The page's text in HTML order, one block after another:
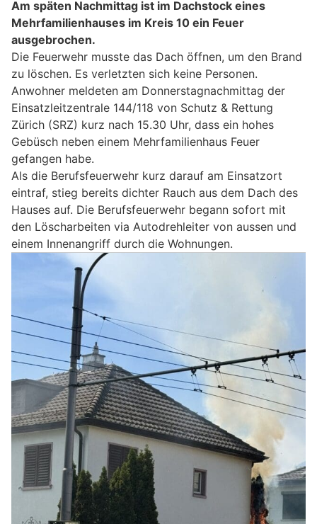
Am späten Nachmittag ist im Dachstock eines
Mehrfamilienhauses im Kreis 10 ein Feuer
ausgebrochen.
Die Feuerwehr musste das Dach öffnen, um den Brand
zu löschen. Es verletzten sich keine Personen.
Anwohner meldeten am Donnerstagnachmittag der
Einsatzleitzentrale 144/118 von Schutz & Rettung
Zürich (SRZ) kurz nach 15.30 Uhr, dass ein hohes
Gebüsch neben einem Mehrfamilienhaus Feuer
gefangen habe.
Als die Berufsfeuerwehr kurz darauf am Einsatzort
eintraf, stieg bereits dichter Rauch aus dem Dach des
Hauses auf. Die Berufsfeuerwehr begann sofort mit
den Löscharbeiten via Autodrehleiter von aussen und
einem Innenangriff durch die Wohnungen.